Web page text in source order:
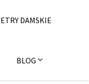
DAMSKIE
BLOG